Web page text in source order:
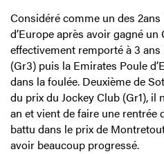
Considéré comme un des
d’Europe après avoir gagné
effectivement remporté à 3
(Gr3) puis la Emirates Poule
dans la foulée. Deuxième de
du prix du Jockey Club (Gr1), il
an et vient de faire une rentrée
battu dans le prix de
avoir beaucoup progressé.